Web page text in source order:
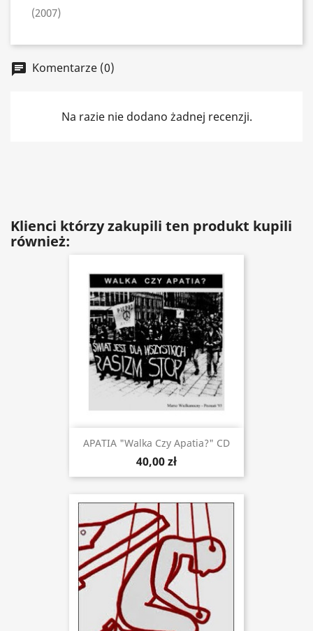
(2007)
chat Komentarze (0)
Na razie nie dodano żadnej recenzji.
Klienci którzy zakupili ten produkt kupili
również:
APATIA "Walka Czy Apatia?" CD
40,00 zł